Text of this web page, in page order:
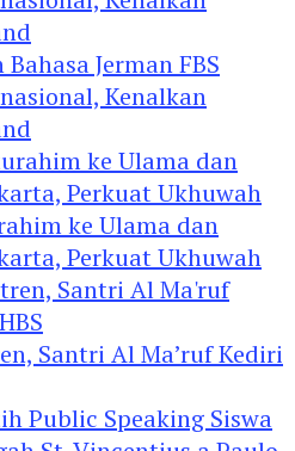
Jerman FBS
Kenalkan
ke Ulama dan
Perkuat Ukhuwah
Santri Al Ma’ruf Kediri